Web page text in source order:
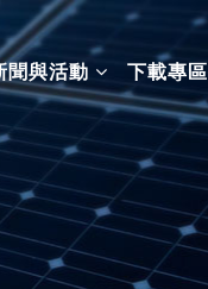
聞與活動 下載專區